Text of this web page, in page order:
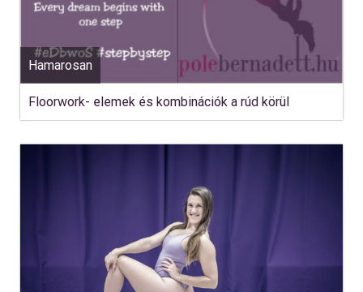
Hamarosan
Floorwork- elemek és kombinációk a rúd körül